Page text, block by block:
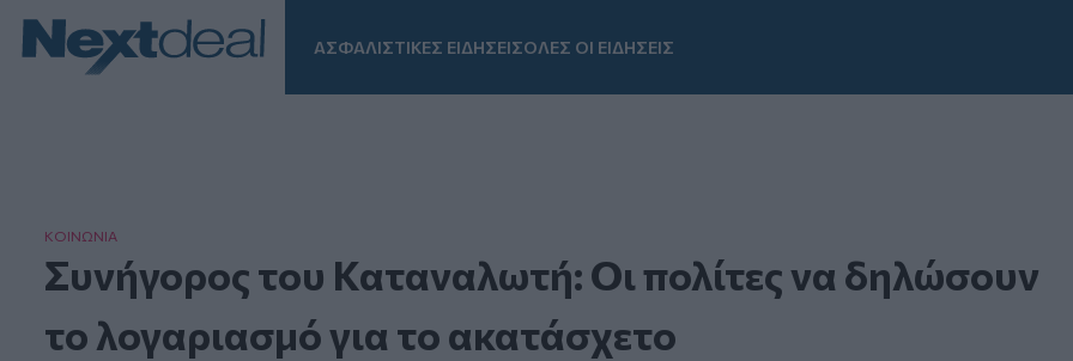
ΑΣΦΑΛΙΣΤΙΚΕΣ ΕΙΔΗΣΕΙΣΟΛΕΣ ΟΙ ΕΙΔΗΣΕΙΣ
ΚΟΙΝΩΝΙΑ
Συνήγορος του Καταναλωτή: Οι πολίτες να δηλώσουν
το λογαριασμό για το ακατάσχετο